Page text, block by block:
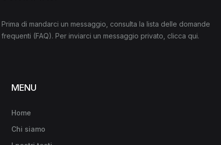
Prima di mandarci un messaggio, consulta la lista delle domande
frequenti (FAQ). Per inviarci un messaggio privato, clicca qui.
MENU
Home
Chi siamo